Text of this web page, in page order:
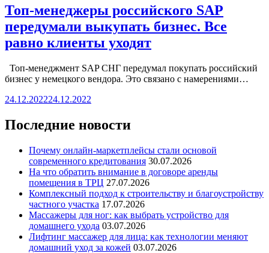
Топ-менеджеры российского SAP
передумали выкупать бизнес. Все
равно клиенты уходят
Топ-менеджмент SAP СНГ передумал покупать российский
бизнес у немецкого вендора. Это связано с намерениями…
24.12.202224.12.2022
Последние новости
Почему онлайн-маркетплейсы стали основой
современного кредитования 30.07.2026
На что обратить внимание в договоре аренды
помещения в ТРЦ 27.07.2026
Комплексный подход к строительству и благоустройству
частного участка 17.07.2026
Массажеры для ног: как выбрать устройство для
домашнего ухода 03.07.2026
Лифтинг массажер для лица: как технологии меняют
домашний уход за кожей 03.07.2026